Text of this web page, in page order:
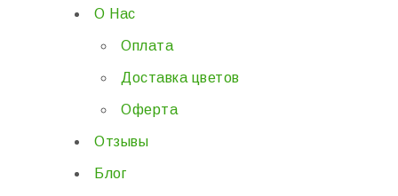
О Нас
Оплата
Доставка цветов
Оферта
Отзывы
Блог